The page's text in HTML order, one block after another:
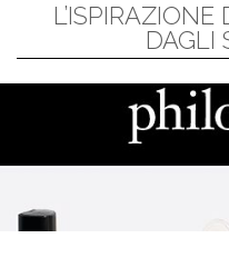
L’ISPIRAZIONE
DAGLI